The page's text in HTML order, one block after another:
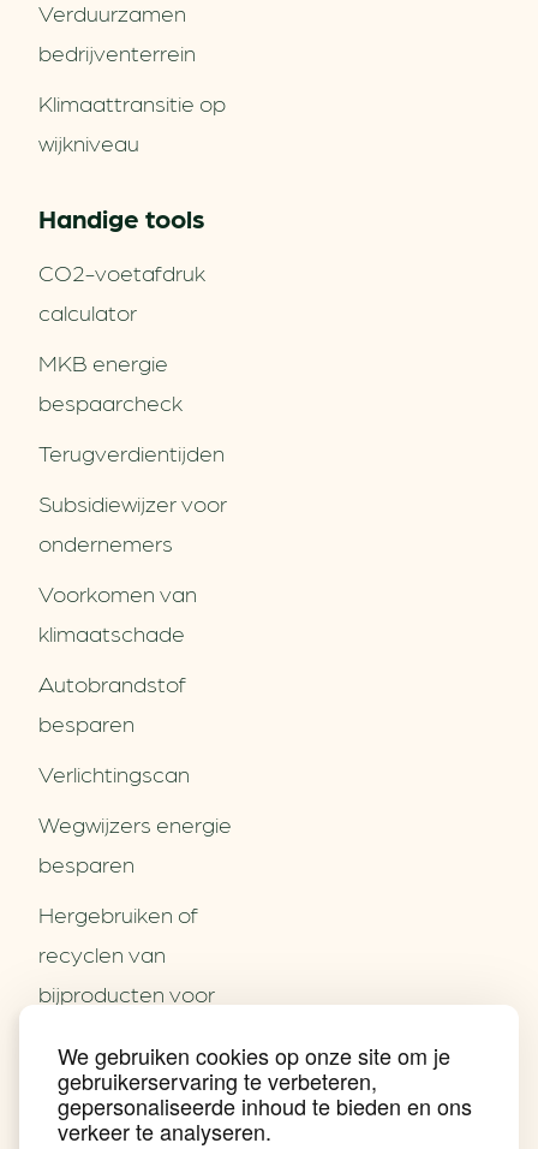
We gebruiken cookies op onze site om je
gebruikerservaring te verbeteren,
gepersonaliseerde inhoud te bieden en ons
verkeer te analyseren.
Partners
Contact
Nieuws
Praktijkverhalen
Events
Nieuwsbrief
Verduurzamen
bedrijventerrein
Klimaattransitie op
wijkniveau
Handige tools
CO2-voetafdruk
calculator
MKB energie
bespaarcheck
Terugverdien­tijden
Subsidiewijzer voor
ondernemers
Voorkomen van
klimaatschade
Autobrandstof
besparen
Verlichtingscan
Wegwijzers energie
besparen
Hergebruiken of
recyclen van
bijproducten voor
Energie besparen op
uw PC